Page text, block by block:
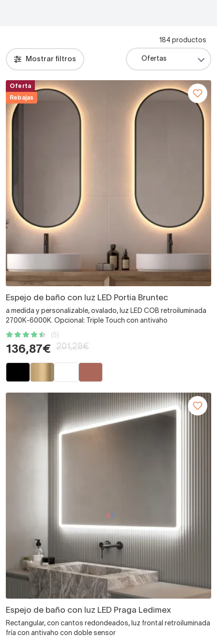
Mostrar filtros
184 productos
Oferta
Rebajas
Espejo de baño con luz LED Portia Bruntec
a medida y personalizable, ovalado, luz LED COB retroiluminada
2700K-6000K. Opcional: Triple Touch con antivaho
(5)
136,87€ 201,28€
Espejo de baño con luz LED Praga Ledimex
Rectangular, con cantos redondeados, luz frontal retroiluminada
fría con antivaho con doble sensor